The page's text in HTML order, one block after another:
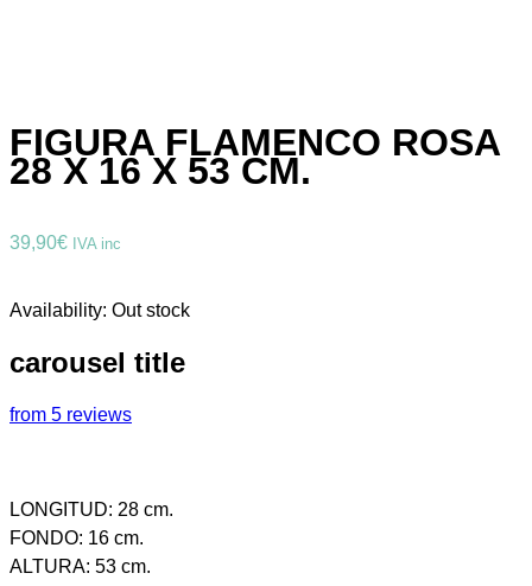
FIGURA FLAMENCO ROSA
28 X 16 X 53 CM.
39,90€ IVA inc
Availability: Out stock
carousel title
from 5 reviews
LONGITUD: 28 cm.
FONDO: 16 cm.
ALTURA: 53 cm.